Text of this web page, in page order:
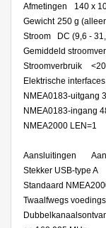
Afmetingen
140 x
Gewicht 250 g
Stroom
DC (9,6 -
Gemiddeld
Stroomverbruik
Elektrische interfaces
NMEA0183-uitgang
NMEA0183-ingang
NMEA2000 LEN=1
Aansluitingen
Stekker USB-type A
Standaard
Twaalfwegs